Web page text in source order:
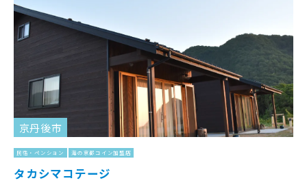
京丹後市
民宿・ペンション 海の京都コイン加盟店
タカシマコテージ